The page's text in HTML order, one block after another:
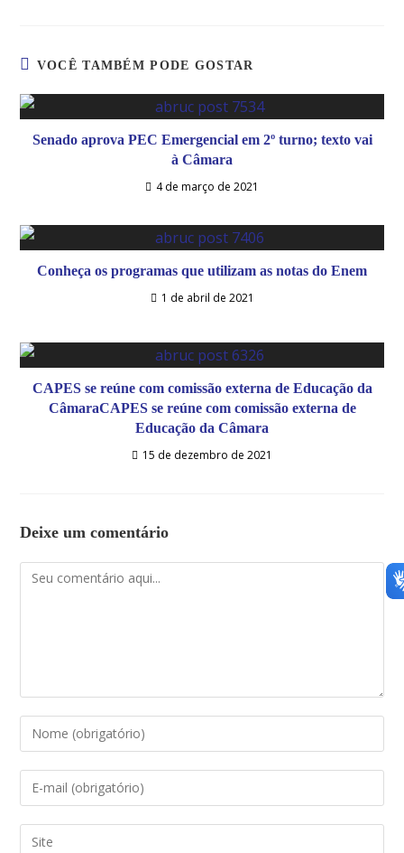
VOCÊ TAMBÉM PODE GOSTAR
Senado aprova PEC Emergencial em 2º turno; texto vai
à Câmara
4 de março de 2021
Conheça os programas que utilizam as notas do Enem
1 de abril de 2021
CAPES se reúne com comissão externa de Educação da
CâmaraCAPES se reúne com comissão externa de
Educação da Câmara
15 de dezembro de 2021
Deixe um comentário